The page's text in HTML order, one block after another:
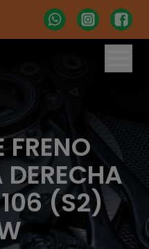
FRENO
DERECHA
106 (S2)